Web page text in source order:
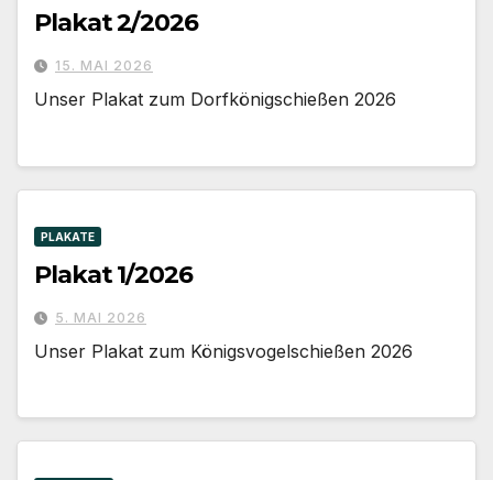
Plakat 2/2026
15. MAI 2026
Unser Plakat zum Dorfkönigschießen 2026
PLAKATE
Plakat 1/2026
5. MAI 2026
Unser Plakat zum Königsvogelschießen 2026